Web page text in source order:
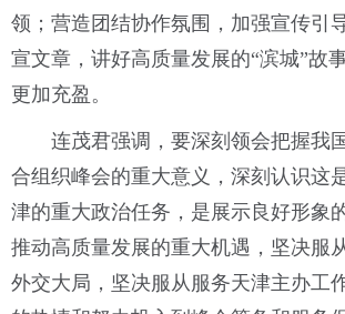
领；营造团结协作氛围，加强宣传引
宣文章，讲好高质量发展的“滨城”故
更加充盈。
连茂君强调，要深刻领会把握我
合组织峰会的重大意义，深刻认识这
津的重大政治任务，是展示良好形象
推动高质量发展的重大机遇，坚决服
外交大局，坚决服从服务天津主办工